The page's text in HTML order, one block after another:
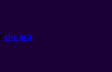
clic acá